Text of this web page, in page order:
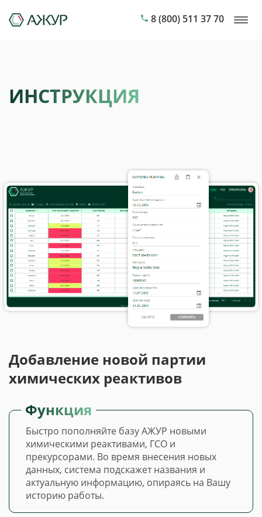
8 (800) 511 37 70
ИНСТРУКЦИЯ
Добавление новой партии
химических реактивов
Функция
Быстро пополняйте базу АЖУР новыми
химическими реактивами, ГСО и
прекурсорами. Во время внесения новых
данных, система подскажет названия и
актуальную информацию, опираясь на Вашу
историю работы.